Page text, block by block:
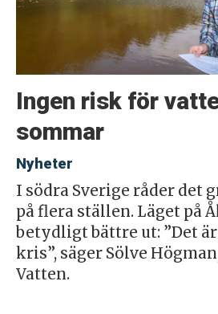
Ingen risk för
sommar
Nyheter
I södra Sverige råder det
på flera ställen. Läget på
betydligt bättre ut: ”Det
kris”, säger Sölve
Vatten.